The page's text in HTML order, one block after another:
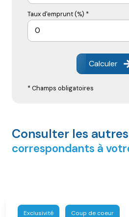
Taux d'emprunt (%) *
Calculer
* Champs obligatoires
Consulter les
correspondants à
Exclusivité Coup de coeur